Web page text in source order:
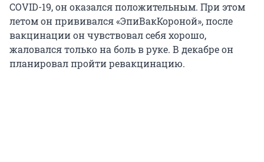
COVID-19, он оказался положительным. При этом
летом он прививался «ЭпиВакКороной», после
вакцинации он чувствовал себя хорошо,
жаловался только на боль в руке. В декабре он
планировал пройти ревакцинацию.